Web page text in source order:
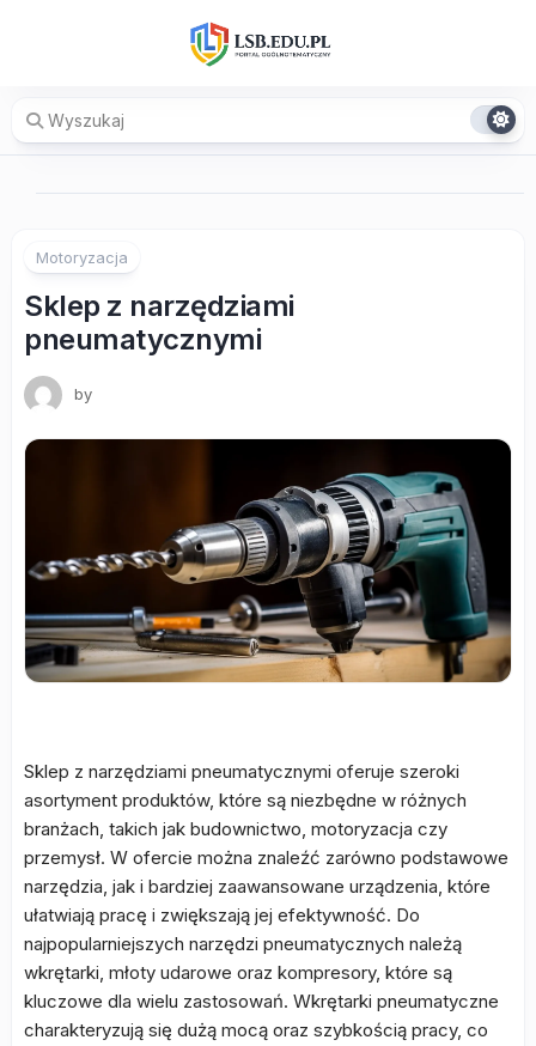
Motoryzacja
Sklep z narzędziami
pneumatycznymi
by
Sklep z narzędziami pneumatycznymi oferuje szeroki
asortyment produktów, które są niezbędne w różnych
branżach, takich jak budownictwo, motoryzacja czy
przemysł. W ofercie można znaleźć zarówno podstawowe
narzędzia, jak i bardziej zaawansowane urządzenia, które
ułatwiają pracę i zwiększają jej efektywność. Do
najpopularniejszych narzędzi pneumatycznych należą
wkrętarki, młoty udarowe oraz kompresory, które są
kluczowe dla wielu zastosowań. Wkrętarki pneumatyczne
charakteryzują się dużą mocą oraz szybkością pracy, co